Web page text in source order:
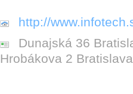
http://
Dunajská 36
Hrobákova 2 Bratislava